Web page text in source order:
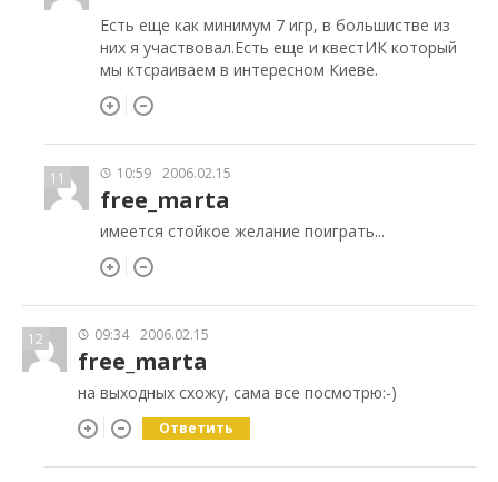
Есть еще как минимум 7 игр, в большистве из
них я участвовал.Есть еще и квестИК который
мы ктсраиваем в интересном Киеве.
11 10:59 2006.02.15
free_marta
имеется стойкое желание поиграть...
12 09:34 2006.02.15
free_marta
на выходных схожу, сама все посмотрю:-)
Ответить